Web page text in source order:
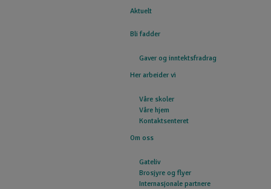
Aktuelt
Bli fadder
Gaver og inntektsfradrag
Her arbeider vi
Våre skoler
Våre hjem
Kontaktsenteret
Om oss
Gateliv
Brosjyre og flyer
Internasjonale partnere